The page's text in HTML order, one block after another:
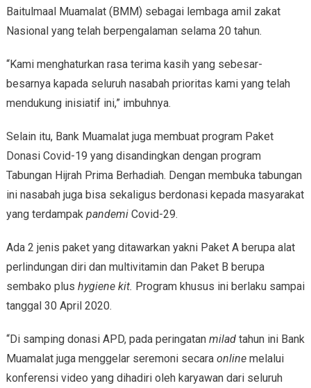
Baitulmaal Muamalat (BMM) sebagai lembaga amil zakat
Nasional yang telah berpengalaman selama 20 tahun.
“Kami menghaturkan rasa terima kasih yang sebesar-
besarnya kapada seluruh nasabah prioritas kami yang telah
mendukung inisiatif ini,” imbuhnya.
Selain itu, Bank Muamalat juga membuat program Paket
Donasi Covid-19 yang disandingkan dengan program
Tabungan Hijrah Prima Berhadiah. Dengan membuka tabungan
ini nasabah juga bisa sekaligus berdonasi kepada masyarakat
yang terdampak pandemiCovid-29.
Ada 2 jenis paket yang ditawarkan yakni Paket A berupa alat
perlindungan diri dan multivitamin dan Paket B berupa
sembako plus hygiene kit. Program khusus ini berlaku sampai
tanggal 30 April 2020.
“Di samping donasi APD, pada peringatanmilad tahun ini Bank
Muamalat juga menggelar seremoni secara onlinemelalui
konferensi video yang dihadiri oleh karyawan dari seluruh